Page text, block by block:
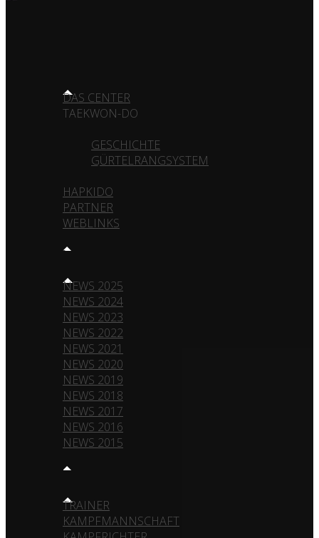
DAS CENTER
TAEKWON-DO
GESCHICHTE
GÜRTELRANGSYSTEM
HAPKIDO
PARTNER
WEBLINKS
NEWS
NEWS 2025
NEWS 2024
NEWS 2023
NEWS 2022
NEWS 2021
NEWS 2020
NEWS 2019
NEWS 2018
NEWS 2017
NEWS 2016
NEWS 2015
TEAM
TRAINER
KAMPFMANNSCHAFT